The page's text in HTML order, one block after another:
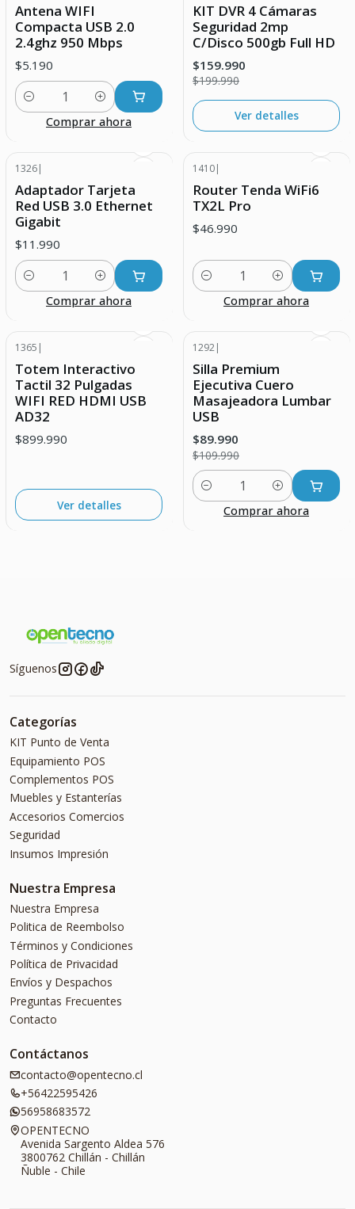
Antena WIFI
Compacta USB 2.0
2.4ghz 950 Mbps
$5.190
Cantidad
Comprar ahora
Agotado
KIT DVR 4 Cámaras
Seguridad 2mp
C/Disco 500gb Full HD
$159.990
$199.990
Ver detalles
1326|
Adaptador Tarjeta
Red USB 3.0 Ethernet
Gigabit
$11.990
Cantidad
Comprar ahora
1410|
Router Tenda WiFi6
TX2L Pro
$46.990
Cantidad
Comprar ahora
1365 |
Totem Interactivo
Tactil 32 Pulgadas
WIFI RED HDMI USB
AD32
$899.990
Ver detalles
1292|
Silla Premium
Ejecutiva Cuero
Masajeadora Lumbar
USB
$89.990
$109.990
Cantidad
Comprar ahora
Síguenos
Categorías
KIT Punto de Venta
Equipamiento POS
Complementos POS
Muebles y Estanterías
Accesorios Comercios
Seguridad
Insumos Impresión
Nuestra Empresa
Nuestra Empresa
Politica de Reembolso
Términos y Condiciones
Política de Privacidad
Envíos y Despachos
Preguntas Frecuentes
Contacto
Contáctanos
contacto@opentecno.cl
+56422595426
56958683572
OPENTECNO
Avenida Sargento Aldea 576
3800762 Chillán - Chillán
Ñuble - Chile